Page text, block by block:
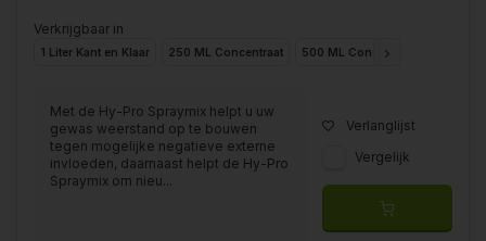
Verkrijgbaar in
1 Liter Kant en Klaar 250 ML Concentraat 500 ML Concentraat
Met de Hy-Pro Spraymix helpt u uw
gewas weerstand op te bouwen
tegen mogelijke negatieve externe
invloeden, daarnaast helpt de Hy-Pro
Spraymix om nieu...
Verlanglijst
Vergelijk